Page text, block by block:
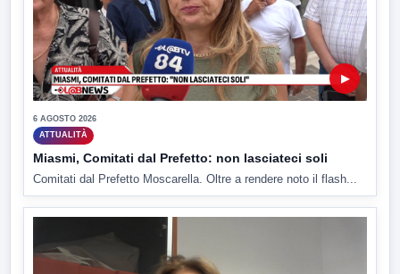
▶
6 AGOSTO 2026
ATTUALITÀ
Miasmi, Comitati dal Prefetto: non lasciateci soli
Comitati dal Prefetto Moscarella. Oltre a rendere noto il flash...